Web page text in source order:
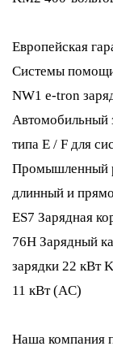
Европейская
Cистемы
NW1 e-tron
Автомобильный
типа E / F для
Промышленный
длинный и
ES7 Зарядная
76H Зарядный
зарядки 22 кВт
11 кВт (AC)
Наша компания